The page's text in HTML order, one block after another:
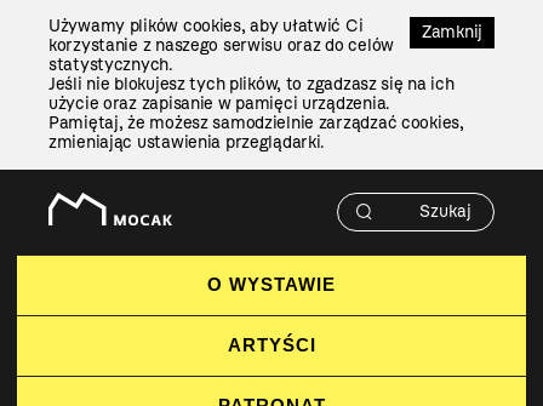
Zamknij
Używamy plików cookies, aby ułatwić Ci
korzystanie z naszego serwisu oraz do celów
statystycznych.
Jeśli nie blokujesz tych plików, to zgadzasz się na ich
użycie oraz zapisanie w pamięci urządzenia.
Pamiętaj, że możesz samodzielnie zarządzać cookies,
zmieniając ustawienia przeglądarki.
O WYSTAWIE
ARTYŚCI